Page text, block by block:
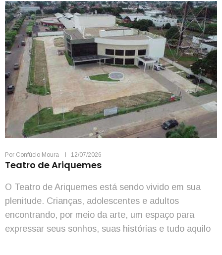
Por Confúcio Moura 12/07/2026
Teatro de Ariquemes
O Teatro de Ariquemes está sendo vivido em sua
plenitude. Crianças, adolescentes e adultos
encontrando, por meio da arte, um espaço para
expressar seus sonhos, suas histórias e tudo aquilo